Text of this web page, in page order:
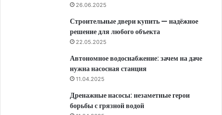
26.06.2025
Строительные двери купить — надёжное
решение для любого объекта
22.05.2025
Автономное водоснабжение: зачем на даче
нужна насосная станция
11.04.2025
Дренажные насосы: незаметные герои
борьбы с грязной водой